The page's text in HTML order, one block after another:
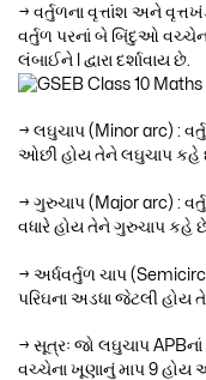
→ વર્તુળના વૃત્તાંશ અને
વર્તુળ પરનાં બે બિંદુઓ
લંબાઈને l દ્વારા દર્શાવાય છે.
→ લઘુચાપ (Minor arc) :
ઓછી હોય તેને લઘુચાપ કહે
→ ગુરુચાપ (Major arc) :
વધારે હોય તેને ગુરુચાપ
→ અર્ધવર્તુળ ચાપ
પરિઘના અડધા જેટલી હોય
→ સૂત્રઃ જો લઘુચાપ
વચ્ચેના ખૂણાનું માપ 9 હોય